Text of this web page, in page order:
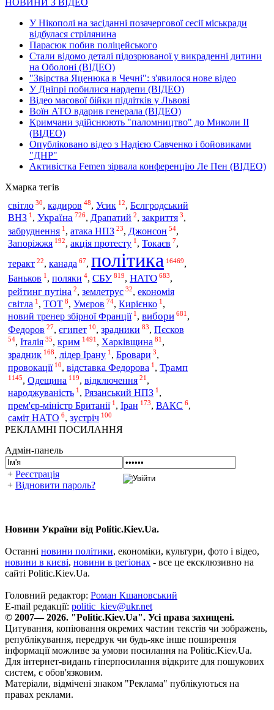
НОВИНИ З ВІДЕО
У Нікополі на засіданні позачергової сесії міськради
відбулася стрілянина
Парасюк побив поліцейського
Стали відомо деталі підозрюваної у викраденні дитини
на Оболоні (ВІДЕО)
"Звірства Яценюка в Чечні": з'явилося нове відео
У Дніпрі побилися нардепи (ВІДЕО)
Відео масової бійки підлітків у Львові
Воїн АТО вдарив генерала (ВІДЕО)
Кримчани здійснюють "паломництво" до Миколи ІІ
(ВІДЕО)
Опубліковано відео з Надією Савченко і бойовиками
"ДНР"
Активістка Femen зірвала конференцію Ле Пен (ВІДЕО)
Хмарка тегів
світло 30, кадиров 48, Усик 12, Бєлгродський
ВНЗ 1 , Україна 726, Драпатий 2, закриття 3,
забруднення 1 , атака НПЗ 23, Джонсон 54,
Запоріжжя 192, акція протесту 1 , Токаєв 7,
теракт 22, канада 67, політика 16469,
Баньков 1 , поляки 4, СБУ 819, НАТО 683,
рейтинг путіна 2, землетрус 32, економія
світла 1 , ТОТ 8, Умєров 74, Кирієнко 1 ,
новий тренер збірної Франції 1 , вибори 681 ,
Федоров 27, єгипет 10, зрадники 83, Пєсков
54, Італія 35, крим 1491 , Харківщина 81 ,
зрадник 168, лідер Ірану 1 , Бровари 3,
провокації 10, відставка Федорова 1 , Трамп
1145, Одещина 119, відключення 21 ,
народжуваність 1 , Рязанський НПЗ 1 ,
прем'єр-міністр Британії 1 , Іран 173, ВАКС 6,
саміт НАТО 6, зустріч 100
РЕКЛАМНІ ПОСИЛАННЯ
Адмін-панель
+ Реєстрація
+ Відновити пароль?
Новини України від Politic.Kiev.Ua.
Останні новини політики, економіки, культури, фото і відео,
новини в києві, новини в регіонах - все це ексклюзивно на
сайті Politic.Kiev.Ua.
Головний редактор: Роман Кшановський
E-mail редакції: politic_kiev@ukr.net
© 2007— 2026. "Politic.Kiev.Ua". Усі права захищені.
Цитування, копіювання окремих частин текстів чи зображень,
републікування, передрук чи будь-яке інше поширення
інформації можливе за умови посилання на Politic.Kiev.Ua.
Для інтернет-видань гіперпосилання відкрите для пошукових
систем, є обов'язковим.
Матеріали, відмічені знаком "Реклама" публікуються на
правах реклами.